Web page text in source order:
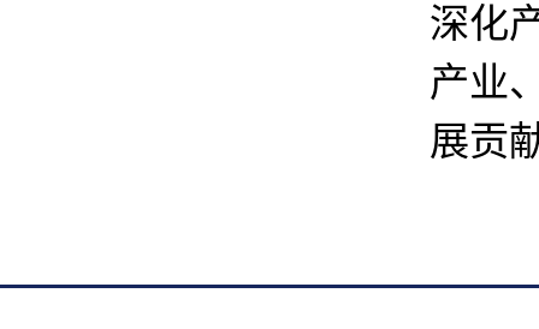
深化
产业
展贡